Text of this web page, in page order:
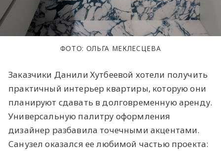
ФОТО: ОЛЬГА МЕКЛЕСЦЕВА
Заказчики Данили Хутбеевой хотели получить
практичный интерьер квартиры, которую они
планируют сдавать в долговременную аренду.
Универсальную палитру оформления
дизайнер разбавила точечными акцентами.
Санузел оказался ее любимой частью проекта: